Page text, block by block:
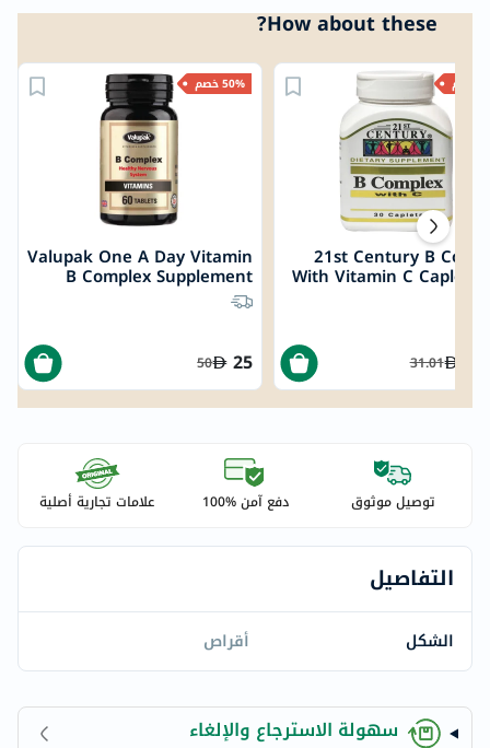
How about these?
50% خصم
Valupak One A Day Vitamin
B Complex Supplement
Tablets, Pack of 60's
25
50
21st Century B Complex
With Vitamin C Caplets
Energy & Immune
31.01
توصيل موثوق دفع آمن %100 علامات تجارية أصلية
التفاصيل
الشكل أقراص
سهولة الاسترجاع والإلغاء